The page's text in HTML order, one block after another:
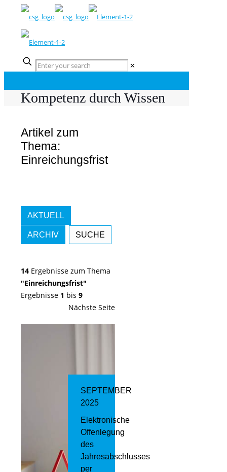
✕
Kompetenz durch Wissen
Artikel zum
Thema:
Einreichungsfrist
AKTUELL
ARCHIV SUCHE
14 Ergebnisse zum Thema
"Einreichungsfrist"
Ergebnisse 1 bis 9
Nächste Seite
SEPTEMBER
2025
Elektronische
Offenlegung
des
Jahresabschlusses
per